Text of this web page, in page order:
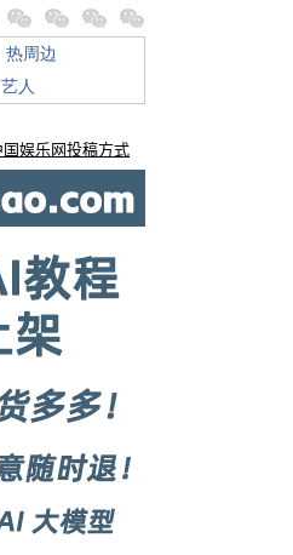
热周边
艺人